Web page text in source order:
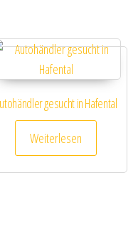
gesucht in Hafental
Weiterlesen